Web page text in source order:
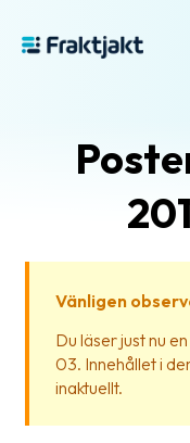
är
Fraktjakt?
Hjälp?
Vänligen
Du läser just nu
03. Innehållet i
inaktuellt.